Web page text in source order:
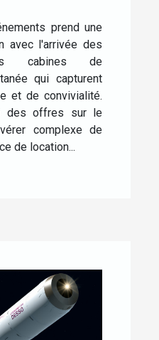
prend une
avec l'arrivée des
cabines de
qui capturent
et de convivialité.
des offres sur le
complexe de
de location...